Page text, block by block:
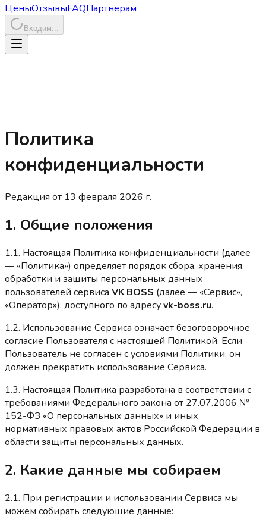
ЦеныОтзывыFAQПартнерам
Входим...
Политика
конфиденциальности
Редакция от 13 февраля 2026 г.
1. Общие положения
1.1. Настоящая Политика конфиденциальности (далее
— «Политика») определяет порядок сбора, хранения,
обработки и защиты персональных данных
пользователей сервиса VK BOSS (далее — «Сервис»,
«Оператор»), доступного по адресуvk-boss.ru.
1.2. Использование Сервиса означает безоговорочное
согласие Пользователя с настоящей Политикой. Если
Пользователь не согласен с условиями Политики, он
должен прекратить использование Сервиса.
1.3. Настоящая Политика разработана в соответствии с
требованиями Федерального закона от 27.07.2006 №
152-ФЗ «О персональных данных» и иных
нормативных правовых актов Российской Федерации в
области защиты персональных данных.
2. Какие данные мы собираем
2.1. При регистрации и использовании Сервиса мы
можем собирать следующие данные: